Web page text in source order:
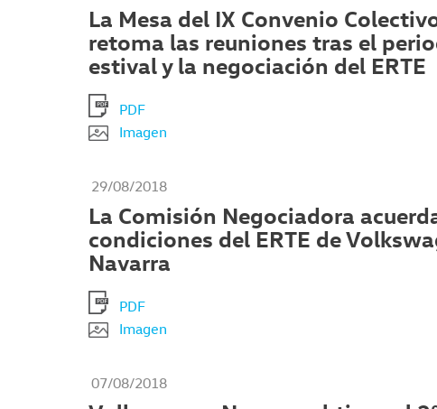
La Mesa del IX Convenio
retoma las reuniones tras el
estival y la negociación del ERTE
PDF
Imagen
29/08/2018
La Comisión Negociadora
condiciones del ERTE de
Navarra
PDF
Imagen
07/08/2018